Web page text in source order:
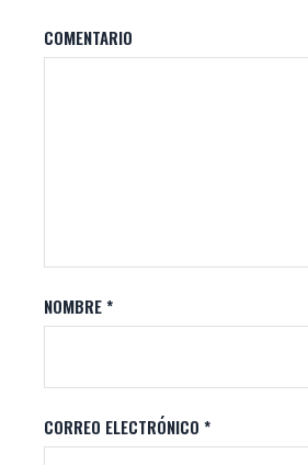
COMENTARIO
NOMBRE*
CORREO ELECTRÓNICO*